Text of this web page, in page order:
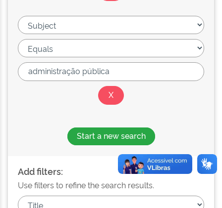
Start a new search
Add filters:
Use filters to refine the search results.